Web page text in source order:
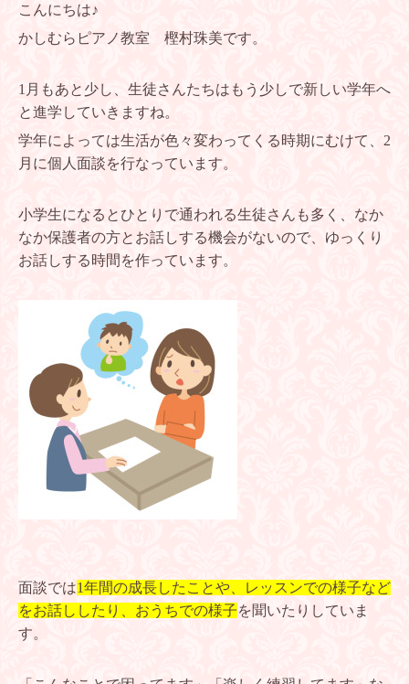
こんにちは♪
かしむらピアノ教室 樫村珠美です。
1月もあと少し、生徒さんたちはもう少しで新しい学年へ
と進学していきますね。
学年によっては生活が色々変わってくる時期にむけて、 2
月に個人面談を行なっています。
小学生になるとひとりで通われる生徒さんも多く、なか
なか保護者の方とお話しする機会がないので、ゆっくり
お話しする時間を作っています。
面談では1年間の成長したことや、レッスンでの様子など
をお話ししたり、おうちでの様子を聞いたりしていま
す。